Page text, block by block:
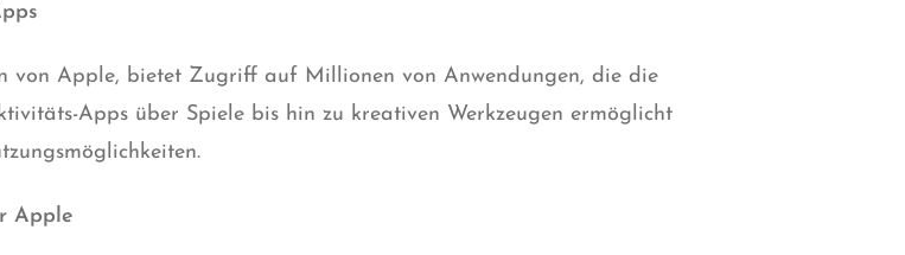
von Apple, bietet Zugriff auf Millionen von Anwendungen, die die
Apps über Spiele bis hin zu kreativen Werkzeugen ermöglicht
Apple